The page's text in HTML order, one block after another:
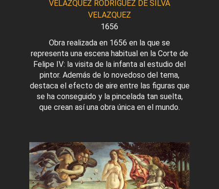
VELAZQUEZ RODRIGUEZ DE SILVA
VELAZQUEZ
1656
Obra realizada en 1656 en la que se
representa una escena habitual en la Corte de
Felipe IV: la visita de la infanta al estudio del
pintor. Además de lo novedoso del tema,
destaca el efecto de aire entre las figuras que
se ha conseguido y la pincelada tan suelta,
que crean así una obra única en el mundo.